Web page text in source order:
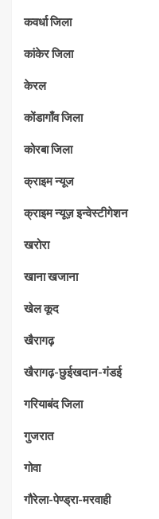
कवर्धा जिला
कांकेर जिला
केरल
कोंडागाँव जिला
कोरबा जिला
क्राइम न्यूज
क्राइम न्यूज़ इन्वेस्टीगेशन
खरोरा
खाना खजाना
खेल कूद
खैरागढ़
खैरागढ़-छुईखदान-गंडई
गरियाबंद जिला
गुजरात
गोवा
गौरेला-पेण्ड्रा-मरवाही